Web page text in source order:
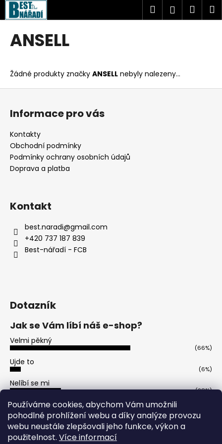
Používáme cookies, abychom Vám umožnili
pohodlné prohlížení webu a díky analýze provozu
webu neustále zlepšovali jeho funkce, výkon a
použitelnost. Více informací
Přejít
obsah
Hledat
ANSELL
Žádné produkty značky ANSELL nebyly nalezeny...
K
o
o
p
o
t
ř
e
b
u
j
e
a
D
o
p
o
r
u
Z
Informace pro vás
Kontakty
Obchodní podmínky
Podmínky ochrany osobních údajů
Doprava a platba
Kontakt
best.naradi@gmail.com
+420 737 187 839
Best-nářadí - FCB
Dotazník
Jak se Vám líbí náš e-shop?
Velmi pěkný
(66%)
Ujde to
(6%)
Nelíbí se mi
(28%)
Počet hlasů:50